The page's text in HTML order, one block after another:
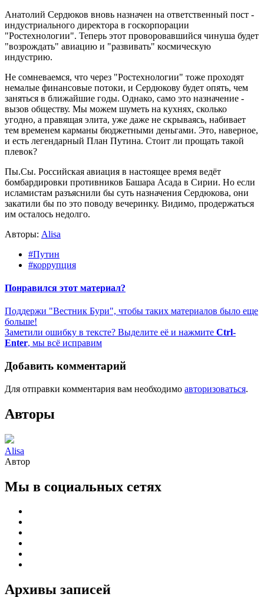
Анатолий Сердюков вновь назначен на ответственный пост -
индустриального директора в госкорпорации
"Ростехнологии". Теперь этот проворовавшийся чинуша будет
"возрождать" авиацию и "развивать" космическую
индустрию.
Не сомневаемся, что через "Ростехнологии" тоже проходят
немалые финансовые потоки, и Сердюкову будет опять, чем
заняться в ближайшие годы. Однако, само это назначение -
вызов обществу. Мы можем шуметь на кухнях, сколько
угодно, а правящая элита, уже даже не скрываясь, набивает
тем временем карманы бюджетными деньгами. Это, наверное,
и есть легендарный План Путина. Стоит ли прощать такой
плевок?
Пы.Сы. Российская авиация в настоящее время ведёт
бомбардировки противников Башара Асада в Сирии. Но если
исламистам разъяснили бы суть назначения Сердюкова, они
закатили бы по это поводу вечеринку. Видимо, продержаться
им осталось недолго.
Авторы: Alisa
#Путин
#коррупция
Понравился этот материал?
Поддержи "Вестник Бури", чтобы таких материалов было еще
больше!
Заметили ошибку в тексте? Выделите её и нажмите Ctrl-
Enter, мы всё исправим
Добавить комментарий
Для отправки комментария вам необходимо авторизоваться.
Авторы
Alisa
Автор
Мы в социальных сетях
Архивы записей